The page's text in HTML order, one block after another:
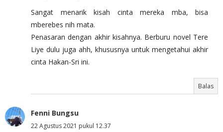
Sangat menarik kisah cinta mereka mba, bisa
mberebes nih mata.
Penasaran dengan akhir kisahnya. Berburu novel Tere
Liye dulu juga ahh, khususnya untuk mengetahui akhir
cinta Hakan-Sri ini.
Balas
Fenni Bungsu
22 Agustus 2021 pukul 12.37